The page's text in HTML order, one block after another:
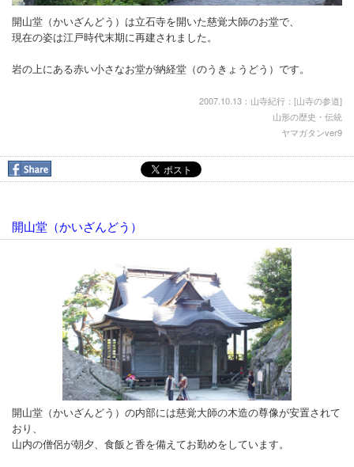
開山堂（かいざんどう）は立石寺を開いた慈覚大師のお堂で、
現在の姿は江戸時代末期に再建されました。
岩の上にある赤い小さなお堂が納経堂（のうきょうどう）です。
2007.10.13：山寺紀行：[山寺の参道]
山形の歴史・伝統
ヤマガタンver9
開山堂（かいざんどう）
開山堂（かいざんどう）の内部には慈覚大師の木造の尊像が安置されて
おり、
山内の僧侶が朝夕、食飯と香を備えてお勤めをしています。